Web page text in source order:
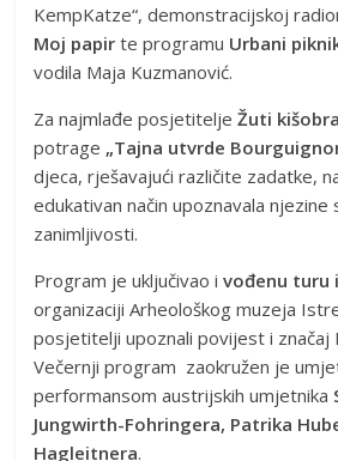
KempKatze“, demonstracijskoj
Moj papir te programu Urbani
vodila Maja Kuzmanović.
Za najmlađe posjetiteljeŽuti
potrage „Tajna utvrde
djeca, rješavajući različite zadatke,
edukativan način upoznavala njezine
zanimljivosti.
Program je uključivao ivođenu turu
organizaciji Arheološkog muzeja
posjetitelji upoznali povijest i značaj
Večernji program zaokružen je
performansom austrijskih umjetnika
Jungwirth-Fohringera, Patrika
Hagleitnera.